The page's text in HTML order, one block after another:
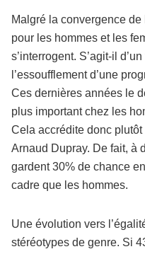
Malgré la convergence de
pour les hommes et les
s’interrogent. S’agit-il
l’essoufflement d’une
Ces dernières années le
plus important chez les
Cela accrédite donc
Arnaud Dupray. De fait, à
gardent 30% de chance
cadre que les hommes.
Une évolution vers
stéréotypes de genre. Si